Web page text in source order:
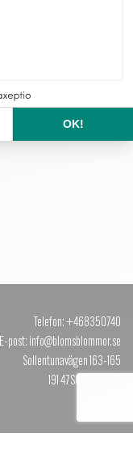
Telefon: +468350740
E-post: info@blomsblommor.se
Sollentunavägen 163-165
191 47 SOLLENTUNA